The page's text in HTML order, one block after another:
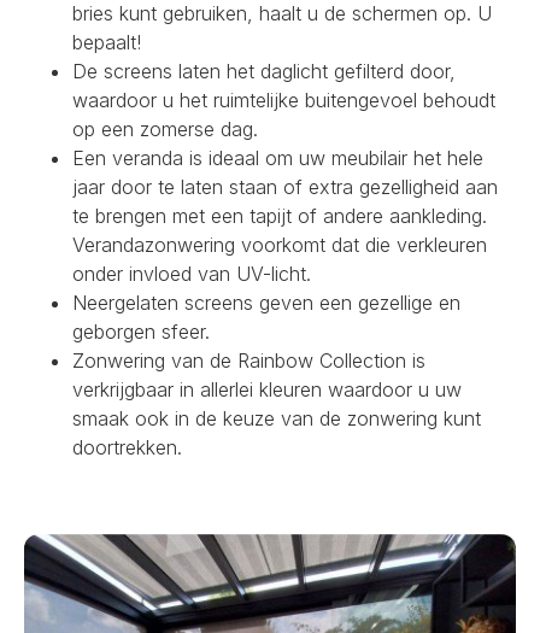
bries kunt gebruiken, haalt u de schermen op. U
bepaalt!
De screens laten het daglicht gefilterd door,
waardoor u het ruimtelijke buitengevoel behoudt
op een zomerse dag.
Een veranda is ideaal om uw meubilair het hele
jaar door te laten staan of extra gezelligheid aan
te brengen met een tapijt of andere aankleding.
Verandazonwering voorkomt dat die verkleuren
onder invloed van UV-licht.
Neergelaten screens geven een gezellige en
geborgen sfeer.
Zonwering van de Rainbow Collection is
verkrijgbaar in allerlei kleuren waardoor u uw
smaak ook in de keuze van de zonwering kunt
doortrekken.